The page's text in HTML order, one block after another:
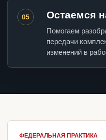
05 Остаемся
Помогаем
передачи
изменений в
ФЕДЕРАЛЬНАЯ ПРАКТИКА